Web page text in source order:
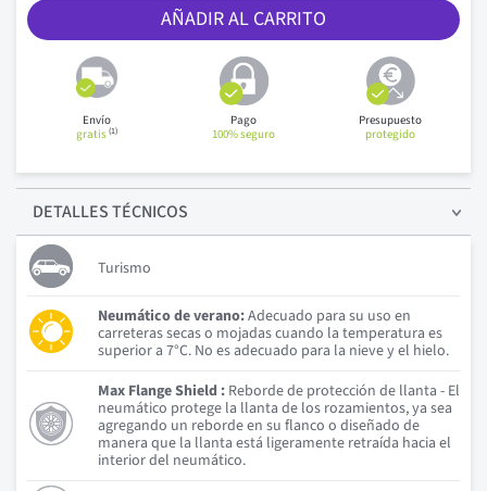
AÑADIR AL CARRITO
Envío
gratis(1)
Pago
100% seguro
Presupuesto
protegido
DETALLESTÉCNICOS
Turismo
Neumático de verano:Adecuado para su uso en
carreteras secas o mojadas cuando la temperatura es
superior a 7°C. No es adecuado para la nieve y el hielo.
Max Flange Shield : Reborde de protección de llanta - El
neumático protege la llanta de los rozamientos, ya sea
agregando un reborde en su flanco o diseñado de
manera que la llanta está ligeramente retraída hacia el
interior del neumático.